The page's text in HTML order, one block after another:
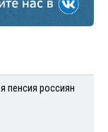
пенсия россиян